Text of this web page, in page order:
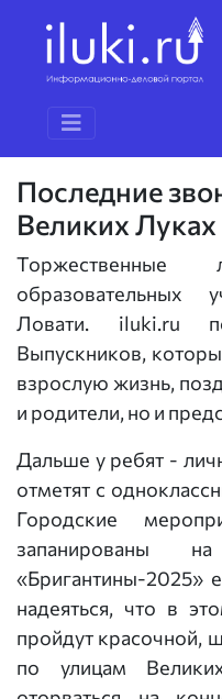
Последние
Великих Луках
образовательных
Ловати. iluki.ru
Выпускников,
взрослую жизнь,
и родители, но и
Дальше у ребят -
отметят с
Городские
«Бригантины-2025»
надеяться, что в
пройдут красочной,
по улицам